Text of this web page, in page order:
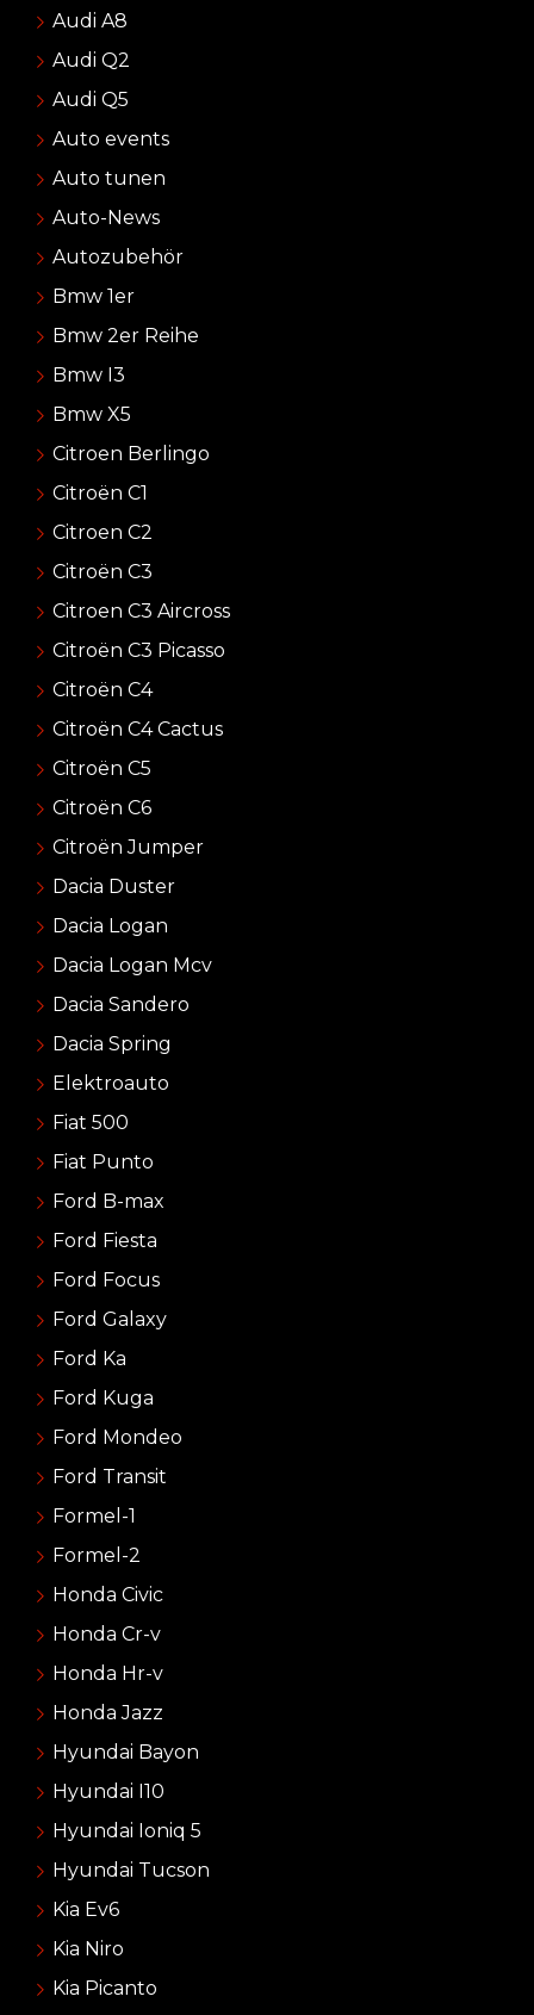
Audi A8
Audi Q2
Audi Q5
Auto events
Auto tunen
Auto-News
Autozubehör
Bmw 1er
Bmw 2er Reihe
Bmw I3
Bmw X5
Citroen Berlingo
Citroën C1
Citroen C2
Citroën C3
Citroen C3 Aircross
Citroën C3 Picasso
Citroën C4
Citroën C4 Cactus
Citroën C5
Citroën C6
Citroën Jumper
Dacia Duster
Dacia Logan
Dacia Logan Mcv
Dacia Sandero
Dacia Spring
Elektroauto
Fiat 500
Fiat Punto
Ford B-max
Ford Fiesta
Ford Focus
Ford Galaxy
Ford Ka
Ford Kuga
Ford Mondeo
Ford Transit
Formel-1
Formel-2
Honda Civic
Honda Cr-v
Honda Hr-v
Honda Jazz
Hyundai Bayon
Hyundai I10
Hyundai Ioniq 5
Hyundai Tucson
Kia Ev6
Kia Niro
Kia Picanto